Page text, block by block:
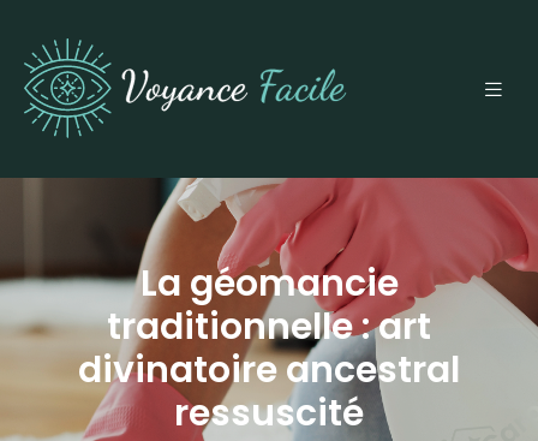
La géomancie
traditionnelle : art
divinatoire ancestral
ressuscité